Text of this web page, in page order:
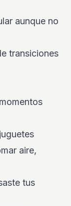
aunque no
transiciones
aire,
tus